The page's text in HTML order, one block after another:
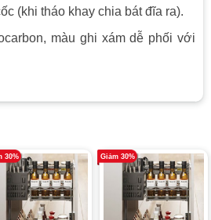
(khi tháo khay chia bát đĩa ra).
màu ghi xám dễ phối với
30% Giảm 30%